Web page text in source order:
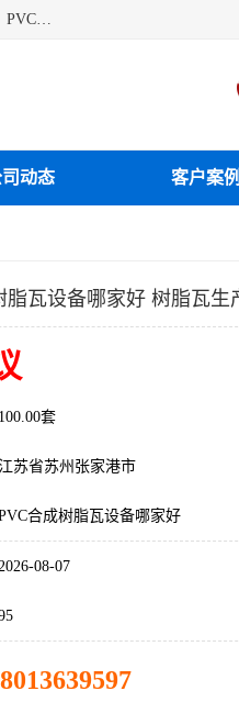
江苏艾斯曼机械有限公司专业生产各种合成树脂瓦设备、PVC树脂瓦生产线、PVC仿大理石板生产线，PVC碳晶板生产线、PVC护墙板生产线，PVC格栅板生产线、PVC扣板生产线、塑料建筑模板生产线。操作方便，性能稳定，价格合理，质量保障。
动态 客户案例
脂瓦设备哪家好 树脂瓦生
100.00套
苏省苏州张家港市
合成树脂瓦设备哪家好
08-07